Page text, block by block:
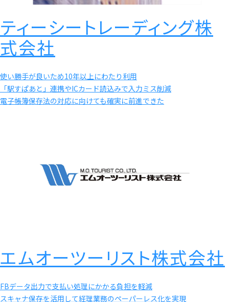
ティーシートレーディング株
式会社
使い勝手が良いため10年以上にわたり利用
「駅すぱあと」連携やICカード読込みで入力ミス削減
電子帳簿保存法の対応に向けても確実に前進できた
エムオーツーリスト株式会社
FBデータ出力で支払い処理にかかる負担を軽減
スキャナ保存を活用して経理業務のペーパーレス化を実現